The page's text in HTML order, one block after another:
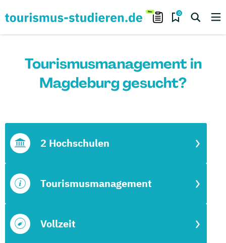
0
Tourismusmanagement in
Magdeburg gesucht?
Vollzeit
Tourismusmanagement
2 Hochschulen